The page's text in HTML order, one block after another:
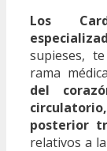
Los
supieses,
rama
del
posterior
relativos a